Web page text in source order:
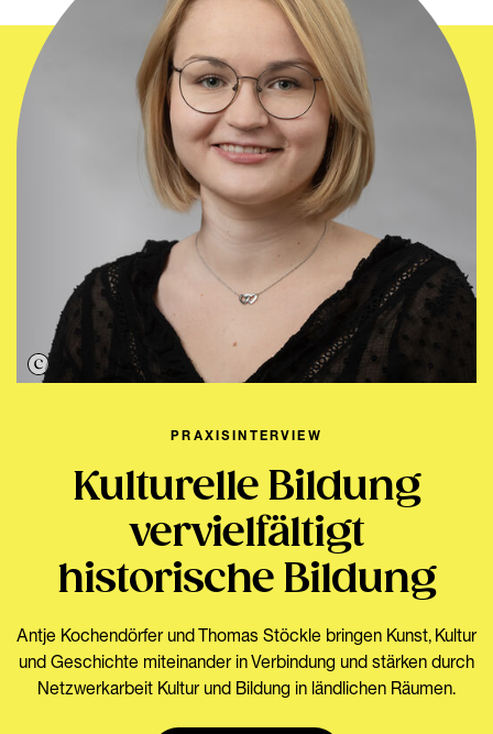
PRAXISINTERVIEW
Kulturelle Bildung
vervielfältigt
historische Bildung
Antje Kochendörfer und Thomas Stöckle bringen Kunst, Kultur
und Geschichte miteinander in Verbindung und stärken durch
Netzwerkarbeit Kultur und Bildung in ländlichen Räumen.